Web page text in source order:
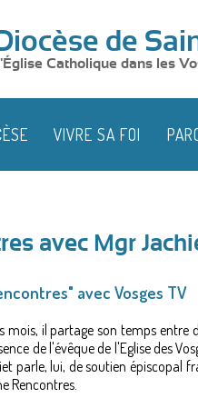
de
Catholique dans les
VIVRE SA FOI
avec Mgr
avec Vosges TV
mois, il partage son temps entre
de l'évêque de l'Eglise des
parle, lui, de soutien épiscopal
Rencontres.